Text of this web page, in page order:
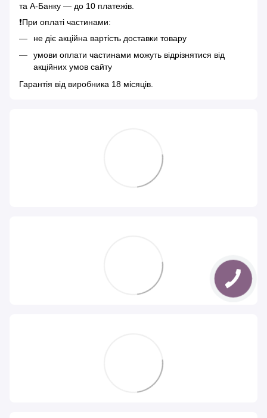
та А-Банку — до 10 платежів.
❗️При оплаті частинами:
не діє акційна вартість доставки товару
умови оплати частинами можуть відрізнятися від
акційних умов сайту
Гарантія від виробника 18 місяців.